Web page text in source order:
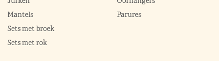
Mantels
Sets met broek
Sets met rok
Parures